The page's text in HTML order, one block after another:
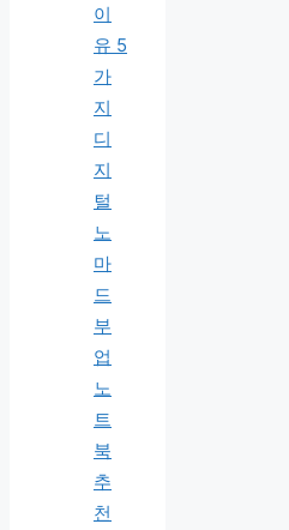
이
유 5
가
지
디
지
털
노
마
드
부
업
노
트
북
추
천